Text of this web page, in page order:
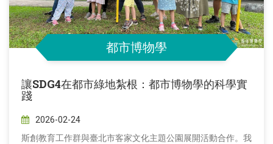
都市博物學
讓SDG4在都市綠地紮根：都市博物學的科學實
踐
2026-02-24
斯創教育工作群與臺北市客家文化主題公園展開活動合作。我